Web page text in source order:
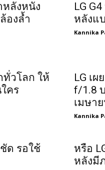
หลังหนัง
องล้ำ
LG
หลังแ
Kannika
ทั่วโลก ให้
คร
LG เ
f/1.8
เมษา
Kannika
ด รอใช้
หรือ
หลังมี